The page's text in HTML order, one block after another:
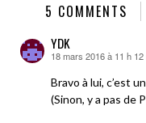
5 COMMENTS
YDK
dit :
18 mars 2016 à 11 h 12
Bravo à lui, c’est
(Sinon, y a pas de